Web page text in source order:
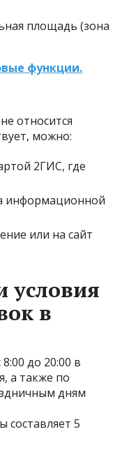
площадь (зона
функции.
относится
можно:
2ГИС, где
информационной
или на сайт
условия
в
до 20:00 в
а также по
дням
составляет 5